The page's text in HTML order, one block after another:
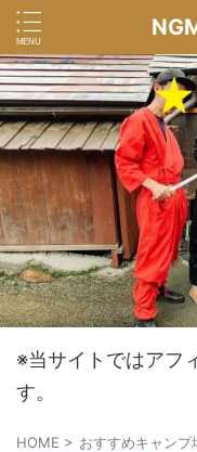
※当サイトではアフ
す。
HOME > おすすめキャンプ